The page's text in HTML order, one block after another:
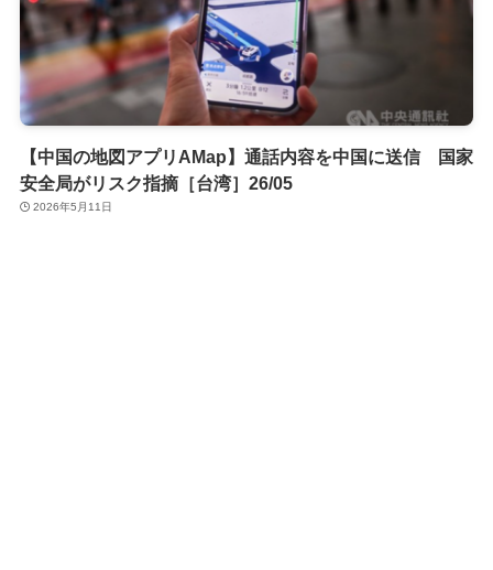
【中国の地図アプリAMap】通話内容を中国に送信 国家
安全局がリスク指摘［台湾］26/05
2026年5月11日